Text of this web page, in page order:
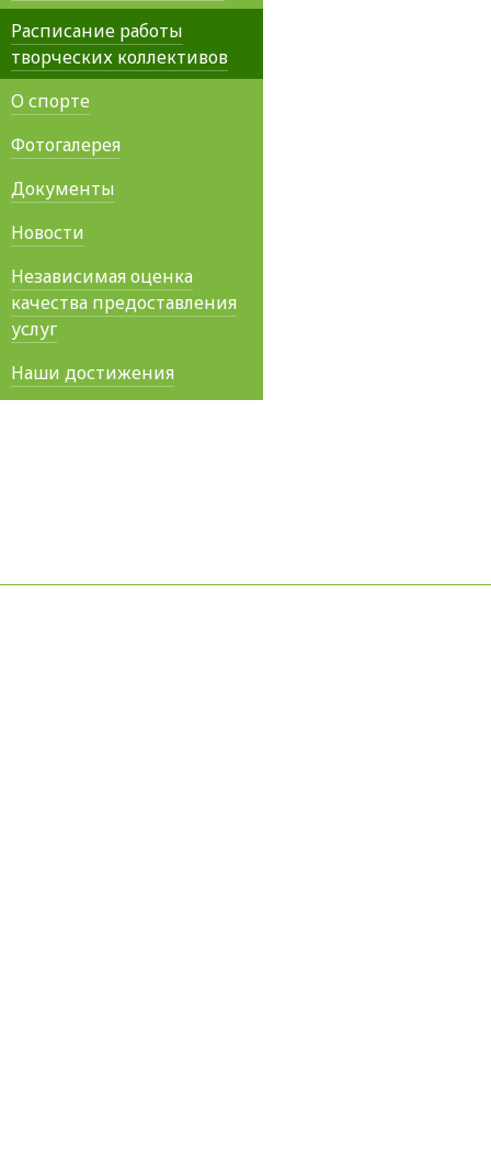
Расписание работы
творческих коллективов
О спорте
Фотогалерея
Документы
Новости
Независимая оценка
качества предоставления
услуг
Наши достижения